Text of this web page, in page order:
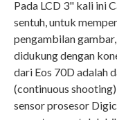
Pada LCD 3" kali ini
sentuh, untuk
pengambilan
didukung dengan
dari Eos 70D adalah
(continuous
sensor prosesor